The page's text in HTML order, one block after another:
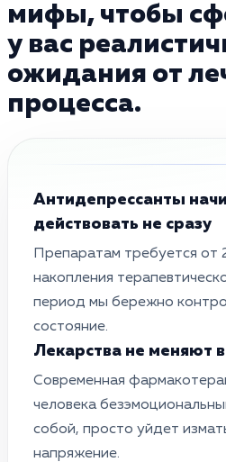
мифы, чтобы
у вас
ожидания от
процесса.
Антидепрессанты
действовать не сразу
Препаратам требуется от
накопления
период мы бережно
состояние.
Лекарства не меняют
Современная
человека
собой, просто уйдет
напряжение.